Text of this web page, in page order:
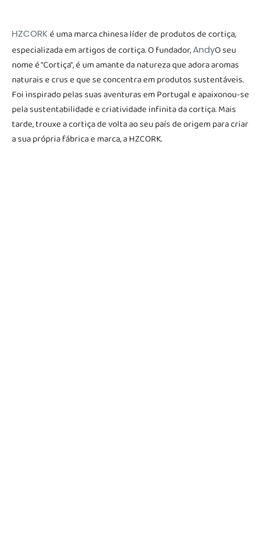
HZCORKé uma marca chinesa líder de produtos de cortiça,
especializada em artigos de cortiça. O fundador,AndyO seu
nome é "Cortiça", é um amante da natureza que adora aromas
naturais e crus e que se concentra em produtos sustentáveis.
Foi inspirado pelas suas aventuras em Portugal e apaixonou-se
pela sustentabilidade e criatividade infinita da cortiça. Mais
tarde, trouxe a cortiça de volta ao seu país de origem para criar
a sua própria fábrica e marca, a HZCORK.